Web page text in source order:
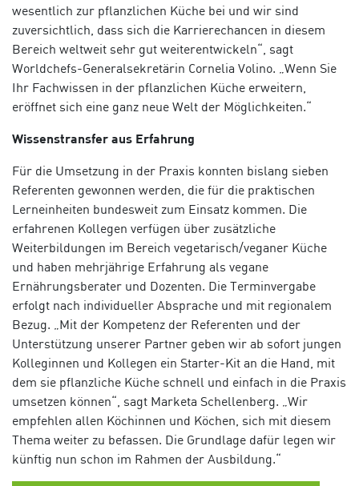
wesentlich zur pflanzlichen Küche bei und wir sind
zuversichtlich, dass sich die Karrierechancen in diesem
Bereich weltweit sehr gut weiterentwickeln“, sagt
Worldchefs-Generalsekretärin Cornelia Volino. „Wenn Sie
Ihr Fachwissen in der pflanzlichen Küche erweitern,
eröffnet sich eine ganz neue Welt der Möglichkeiten.“
Wissenstransfer aus Erfahrung
Für die Umsetzung in der Praxis konnten bislang sieben
Referenten gewonnen werden, die für die praktischen
Lerneinheiten bundesweit zum Einsatz kommen. Die
erfahrenen Kollegen verfügen über zusätzliche
Weiterbildungen im Bereich vegetarisch/veganer Küche
und haben mehrjährige Erfahrung als vegane
Ernährungsberater und Dozenten. Die Terminvergabe
erfolgt nach individueller Absprache und mit regionalem
Bezug.
„Mit der Kompetenz der Referenten und der
Unterstützung unserer Partner geben wir ab sofort jungen
Kolleginnen und Kollegen ein Starter-Kit an die Hand, mit
dem sie pflanzliche Küche schnell und einfach in die Praxis
umsetzen können“, sagt Marketa Schellenberg. „Wir
empfehlen allen Köchinnen und Köchen, sich mit diesem
Thema weiter zu befassen. Die Grundlage dafür legen wir
künftig nun schon im Rahmen der Ausbildung.“